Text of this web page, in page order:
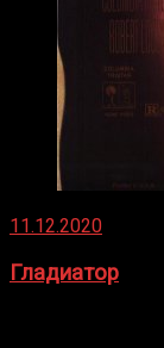
11.12.2020
Гладиатор